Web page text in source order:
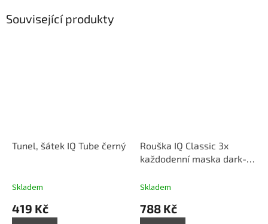
Související produkty
Tunel, šátek IQ Tube černý
Skladem
419 Kč
Rouška IQ Classic 3x
každodenní maska dark-
Skladem
788 Kč